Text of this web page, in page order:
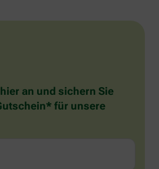
an und sichern Sie
für unsere